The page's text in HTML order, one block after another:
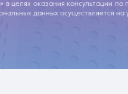
в целях оказания консультации
данных осуществляется на